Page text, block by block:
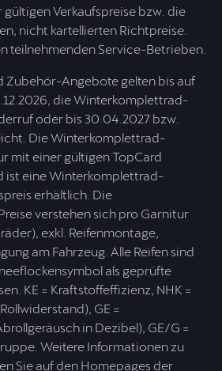
gültigen Verkaufspreise bzw. die
nicht kartellierten Richtpreise.
teilnehmenden Service-Betrieben.
Zubehör-Angebote gelten bis auf
die Winterkomplettrad-
oder bis 30.04.2027 bzw.
Die Winterkomplettrad-
mit einer gültigen TopCard
ist eine Winterkomplettrad-
erhältlich. Die
verstehen sich pro Garnitur
exkl. Reifenmontage,
am Fahrzeug. Alle Reifen sind
als geprüfte
KE = Kraftstoffeffizienz, NHK =
GE =
in Dezibel), GE/G =
Weitere Informationen zu
Sie auf den Homepages der